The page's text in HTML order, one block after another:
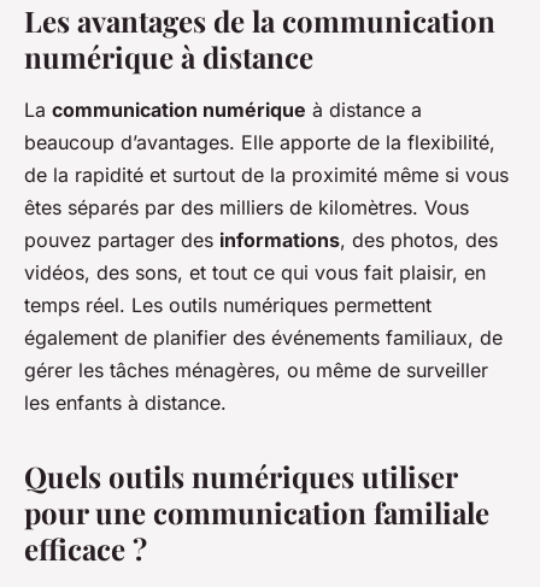
Les avantages de la communication
numérique à distance
La communication numérique à distance a
beaucoup d’avantages. Elle apporte de la flexibilité,
de la rapidité et surtout de la proximité même si vous
êtes séparés par des milliers de kilomètres. Vous
pouvez partager des informations, des photos, des
vidéos, des sons, et tout ce qui vous fait plaisir, en
temps réel. Les outils numériques permettent
également de planifier des événements familiaux, de
gérer les tâches ménagères, ou même de surveiller
les enfants à distance.
Quels outils numériques utiliser
pour une communication familiale
efficace ?